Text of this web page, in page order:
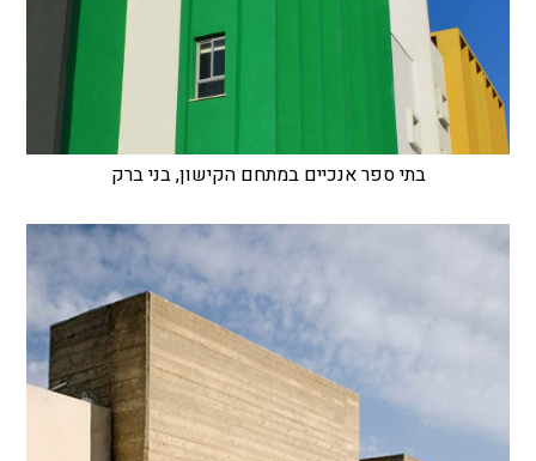
בתי ספר אנכיים במתחם הקישון, בני ברק